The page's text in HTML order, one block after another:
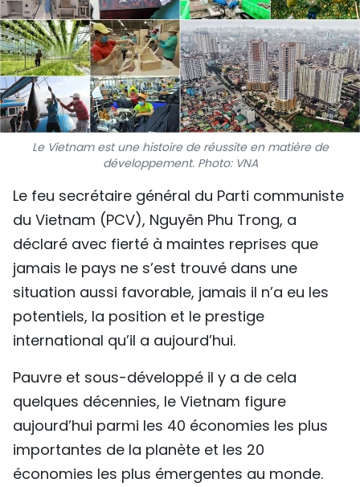
INTERNATIONAL
MÉGASTORIE
INFOGRAPHIE
PHOTO
À PROPOS DU "PEUPLE"
TIẾNG VIỆT
ENGLISH
中文
РУССКИЙ
ESPAÑOL
Le Vietnam est une histoire de réussite en matière de
développement. Photo: VNA
Le feu secrétaire général du Parti communiste
du Vietnam (PCV), Nguyên Phu Trong, a
déclaré avec fierté à maintes reprises que
jamais le pays ne s’est trouvé dans une
situation aussi favorable, jamais il n’a eu les
potentiels, la position et le prestige
international qu’il a aujourd’hui.
Pauvre et sous-développé il y a de cela
quelques décennies, le Vietnam figure
aujourd’hui parmi les 40 économies les plus
importantes de la planète et les 20
économies les plus émergentes au monde.